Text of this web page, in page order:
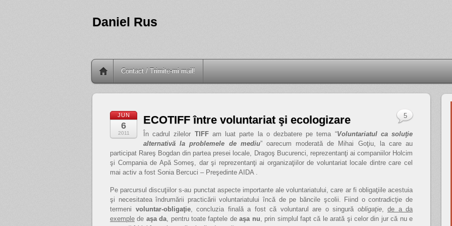
Daniel Rus
Contact / Trimite-mi mail!
JUN
6
2011
ECOTIFF între voluntariat şi ecologizare
În cadrul zilelor TIFFam luat parte la o dezbatere pe tema “Voluntariatul ca soluţie
alternativă la problemele de mediu” oarecum moderată de Mihai Goţiu, la care au
participat Rareş Bogdan din partea presei locale, Dragoş Bucurenci, reprezentanţi ai companiilor Holcim
şi Compania de Apă Someş, dar şi reprezentanţi ai organizaţiilor de voluntariat locale dintre care cel
mai activ a fost Sonia Bercuci – Preşedinte AIDA .
Pe parcursul discuţiilor s-au punctat aspecte importante ale voluntariatului, care ar fi obligaţiile acestuia
şi necesitatea îndrumării practicării voluntariatului încă de pe băncile şcolii. Fiind o contradicţie de
termeni voluntar-obligaţie, concluzia finală a fost că voluntarul are o singură obligaţie, de a da
exemple de aşa da , pentru toate faptele deaşa nu , prin simplul fapt că le arată şi celor din jur că nu e
5